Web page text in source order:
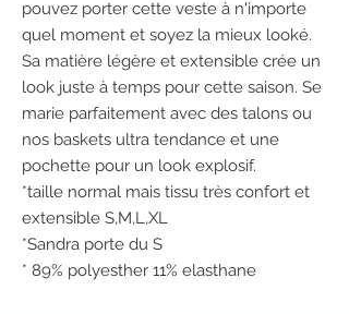
pouvez porter cette veste à n'importe
quel moment et soyez la mieux looké.
Sa matière légère et extensible crée un
look juste à temps pour cette saison. Se
marie parfaitement avec des talons ou
nos baskets ultra tendance et une
pochette pour un look explosif.
*taille normal mais tissu très confort et
extensible S,M,L,XL
*Sandra porte du S
* 89% polyesther 11% elasthane